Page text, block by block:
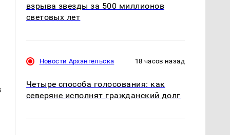
взрыва звезды за 500 миллионов
световых лет
Новости Архангельска 18 часов назад
Четыре способа голосования: как
северяне исполнят гражданский долг